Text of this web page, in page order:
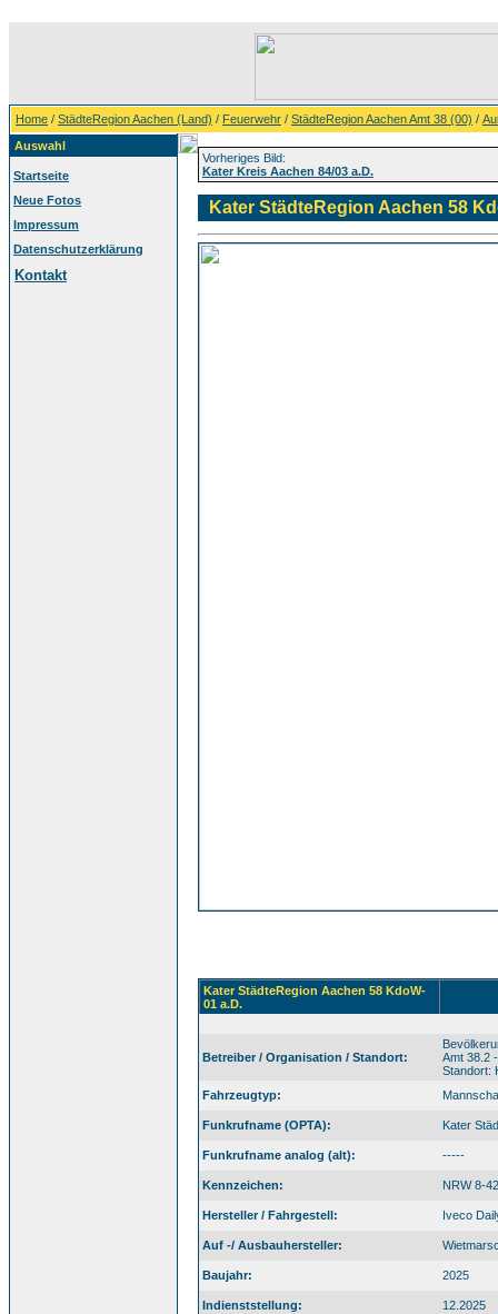
Home / StädteRegion Aachen (Land) / Feuerwehr / StädteRegion Aachen Amt 38 (00) /
Auswahl
Startseite
Neue Fotos
Impressum
Datenschutzerklärung
Kontakt
Vorheriges Bild:
Kater Kreis Aachen 84/03 a.D.
Kater StädteRegion Aachen 58
Kater StädteRegion Aachen 58 KdoW-
01 a.D.
Betreiber / Organisation / Standort:
Amt 38.2
Standort:
Fahrzeugtyp:
Funkrufname (OPTA): Kater
Funkrufname analog (alt): -----
Kennzeichen: NRW 8-
Hersteller / Fahrgestell: Iveco
Auf -/ Ausbauhersteller:
Baujahr: 2025
Indienststellung: 12.2025